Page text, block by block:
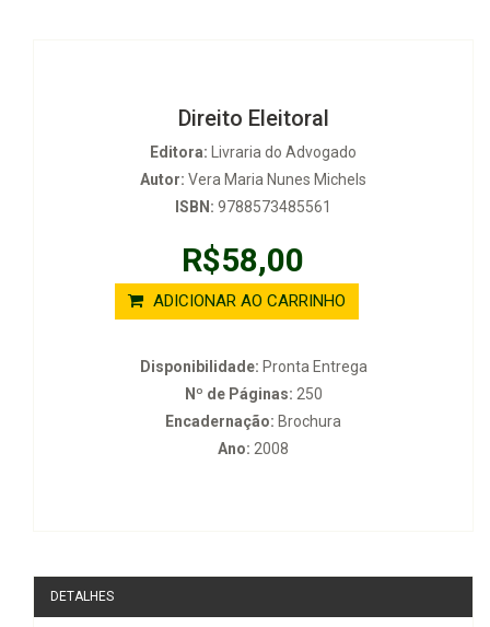
Direito Eleitoral
Editora: Livraria do Advogado
Autor: Vera Maria Nunes Michels
ISBN: 9788573485561
R$58,00
ADICIONAR AO CARRINHO
Disponibilidade: Pronta Entrega
Nº de Páginas: 250
Encadernação: Brochura
Ano: 2008
DETALHES